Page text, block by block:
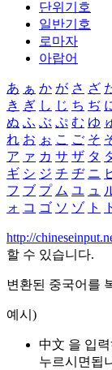
단위기호
일반기호
로마자
아랍어
あ ぁ か が さ ざ
き ぎ し じ ち ぢ
ぬ ふ ぶ ぷ む ゆ
れ お ぉ こ ご そ
ア ァ カ サ ザ タ
ギ シ ジ チ ヂ ニ
フ ブ プ ム ユ ュ
ォ コ ゴ ソ ゾ ト
http://
할 수 있습니다.
변환된 중국어를
예시)
中文 을 입
누르시면됩